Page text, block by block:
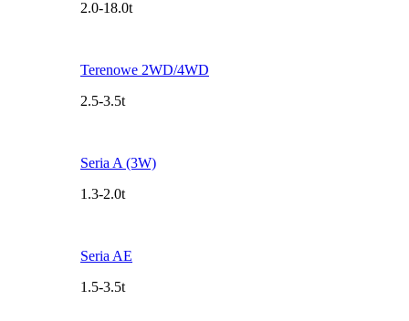
2.0-18.0t
Terenowe 2WD/4WD
2.5-3.5t
Seria A (3W)
1.3-2.0t
Seria AE
1.5-3.5t